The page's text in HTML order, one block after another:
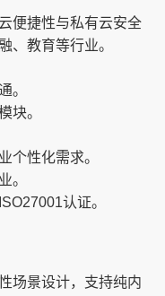
便捷性与私有云安全
、教育等行业。
。
块。
个性化需求。
。
认证。
场景设计，支持纯内